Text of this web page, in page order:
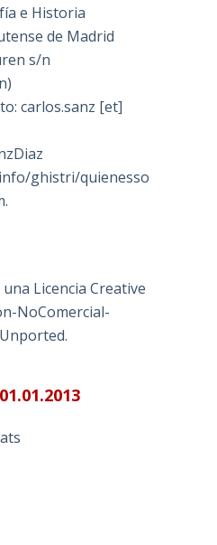
e Historia
de Madrid
s/n
carlos.sanz [et]
ghistri/quienesso
una Licencia Creative
NoComercial-
.